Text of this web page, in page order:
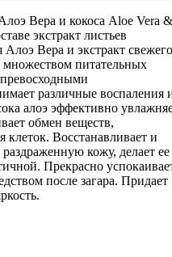
Вера и кокоса Aloe Vera &
экстракт листьев
Алоэ Вера и экстракт свежего
множеством питательных
различные воспаления
алоэ эффективно
обмен веществ,
клеток. Восстанавливает и
кожу, делает ее
Прекрасно
после загара. Придает